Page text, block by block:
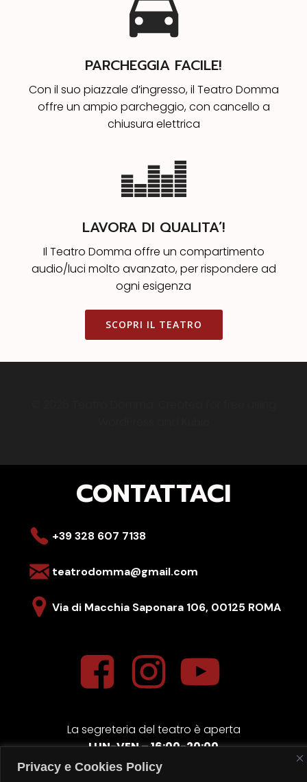
Privacy e Cookies Policy
PARCHEGGIA FACILE!
Con il suo piazzale d’ingresso, il Teatro Domma
offre un ampio parcheggio, con cancello a
chiusura elettrica
LAVORA DI QUALITA’!
Il Teatro Domma offre un compartimento
audio/luci molto avanzato, per rispondere ad
ogni esigenza
SCOPRI IL TEATRO
CONTATTACI
+39 328 607 7138
teatrodomma@gmail.com
Via di Macchia Saponara 106, 00125 ROMA
La segreteria del teatro è aperta
LUN-VEN – 16:00-20:00
Gli spettacoli delSABATOsono sempre alle ore